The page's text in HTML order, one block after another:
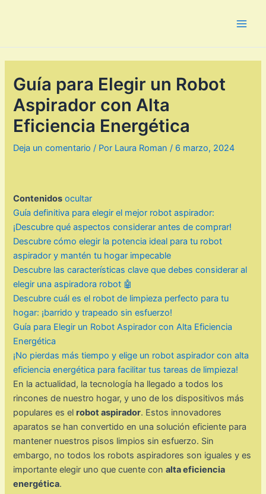
Guía para Elegir un Robot
Aspirador con Alta
Eficiencia Energética
Deja un comentario / Por Laura Roman/ 6 marzo, 2024
Contenidos ocultar
Guía definitiva para elegir el mejor robot aspirador:
¡Descubre qué aspectos considerar antes de comprar!
Descubre cómo elegir la potencia ideal para tu robot
aspirador y mantén tu hogar impecable
Descubre las características clave que debes considerar al
elegir una aspiradora robot 🤖
Descubre cuál es el robot de limpieza perfecto para tu
hogar: ¡barrido y trapeado sin esfuerzo!
Guía para Elegir un Robot Aspirador con Alta Eficiencia
Energética
¡No pierdas más tiempo y elige un robot aspirador con alta
eficiencia energética para facilitar tus tareas de limpieza!
En la actualidad, la tecnología ha llegado a todos los
rincones de nuestro hogar, y uno de los dispositivos más
populares es el robot aspirador. Estos innovadores
aparatos se han convertido en una solución eficiente para
mantener nuestros pisos limpios sin esfuerzo. Sin
embargo, no todos los robots aspiradores son iguales y es
importante elegir uno que cuente conalta eficiencia
energética.